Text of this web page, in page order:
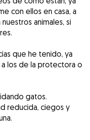
con ellos en casa, a
animales, si
que he tenido, ya
a los de la protectora o
gatos.
reducida, ciegos y